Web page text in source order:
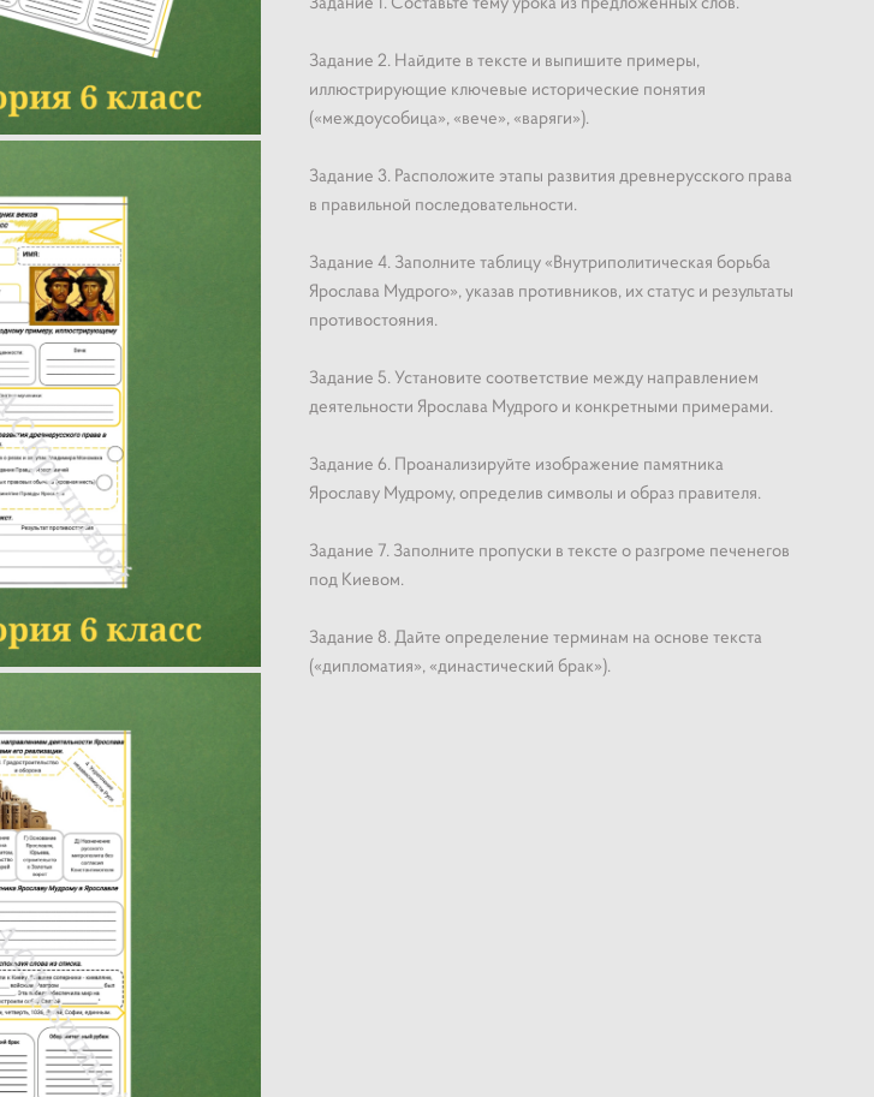
Задание 2. Найдите в тексте и выпишите примеры,
иллюстрирующие ключевые исторические понятия
(«междоусобица», «вече», «варяги»).
Задание 3. Расположите этапы развития древнерусского права
в правильной последовательности.
Задание 4. Заполните таблицу «Внутриполитическая борьба
Ярослава Мудрого», указав противников, их статус и результаты
противостояния.
Задание 5. Установите соответствие между направлением
деятельности Ярослава Мудрого и конкретными примерами.
Задание 6. Проанализируйте изображение памятника
Ярославу Мудрому, определив символы и образ правителя.
Задание 7. Заполните пропуски в тексте о разгроме печенегов
под Киевом.
Задание 8. Дайте определение терминам на основе текста
(«дипломатия», «династический брак»).